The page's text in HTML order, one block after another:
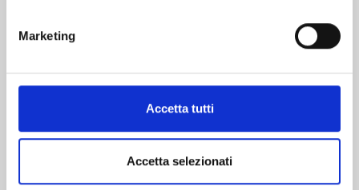
Marketing
Accetta tutti
Accetta selezionati